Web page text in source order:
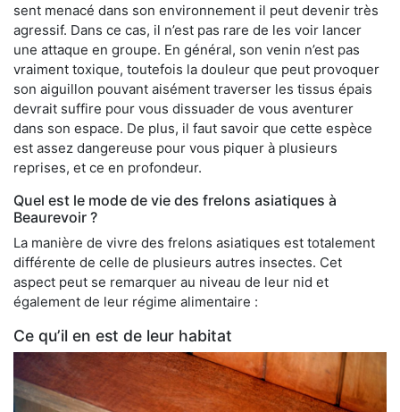
sent menacé dans son environnement il peut devenir très
agressif. Dans ce cas, il n’est pas rare de les voir lancer
une attaque en groupe. En général, son venin n’est pas
vraiment toxique, toutefois la douleur que peut provoquer
son aiguillon pouvant aisément traverser les tissus épais
devrait suffire pour vous dissuader de vous aventurer
dans son espace. De plus, il faut savoir que cette espèce
est assez dangereuse pour vous piquer à plusieurs
reprises, et ce en profondeur.
Quel est le mode de vie des frelons asiatiques à
Beaurevoir ?
La manière de vivre des frelons asiatiques est totalement
différente de celle de plusieurs autres insectes. Cet
aspect peut se remarquer au niveau de leur nid et
également de leur régime alimentaire :
Ce qu’il en est de leur habitat